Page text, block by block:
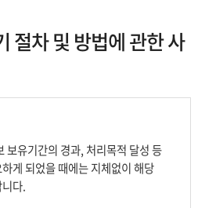
절차 및 방법에 관한 사
보유기간의 경과, 처리목적 달성 등
게 되었을 때에는 지체없이 해당
다.